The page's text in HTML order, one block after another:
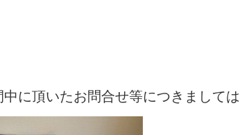
に頂いたお問合せ等につきまして